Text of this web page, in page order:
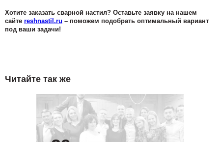
Хотите заказать сварной настил? Оставьте заявку на нашем
сайте reshnastil.ru – поможем подобрать оптимальный вариант
под ваши задачи!
Читайте так же